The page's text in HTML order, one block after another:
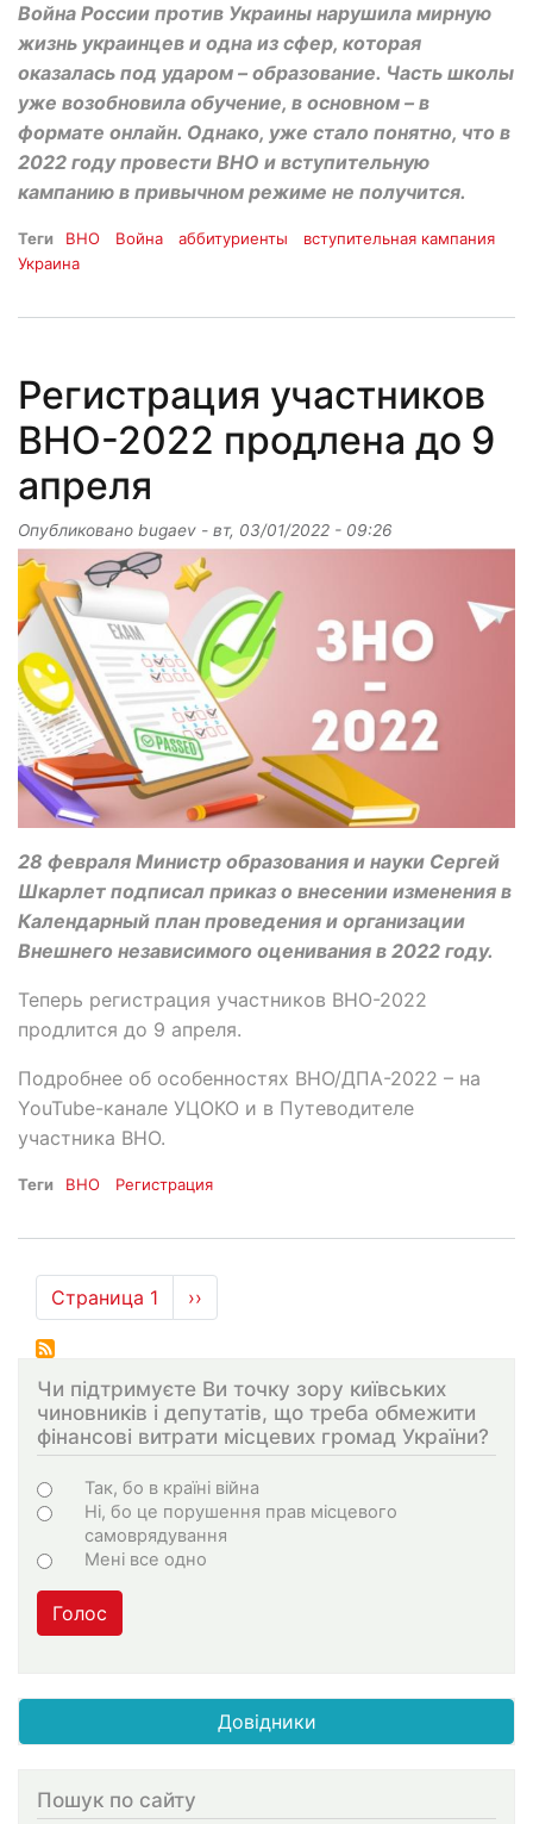
Война России против Украины нарушила мирную
жизнь украинцев и одна из сфер, которая
оказалась под ударом – образование. Часть школы
уже возобновила обучение, в основном – в
формате онлайн. Однако, уже стало понятно, что в
2022 году провести ВНО и вступительную
кампанию в привычном режиме не получится.
Теги ВНО Война аббитуриенты
вступительная кампания
Украина
Регистрация участников
ВНО-2022 продлена до 9
апреля
Опубликовано bugaev - вт, 03/01/2022 - 09:26
28 февраля Министр образования и науки Сергей
Шкарлет подписал приказ о внесении изменения в
Календарный план проведения и организации
Внешнего независимого оценивания в 2022 году.
Теперь регистрация участников ВНО-2022
продлится до 9 апреля.
Подробнее об особенностях ВНО/ДПА-2022 – на
YouTube-канале УЦОКО и в Путеводителе
участника ВНО.
Теги ВНО Регистрация
Нумерация
страниц
Страница 1
Следующая
страница
››
Чи підтримуєте Ви точку зору київських
чиновників і депутатів, що треба обмежити
фінансові витрати місцевих громад України?
Choices
Так, бо в країні війна
Ні, бо це порушення прав місцевого
самоврядування
Мені все одно
Голос
Довідники
Пошук по сайту